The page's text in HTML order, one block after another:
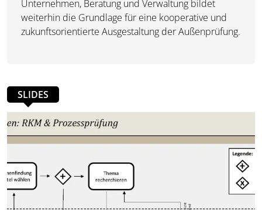
Unternehmen, Beratung und Verwaltung bildet
weiterhin die Grundlage für eine kooperative und
zukunftsorientierte Ausgestaltung der Außenprüfung.
SLIDES